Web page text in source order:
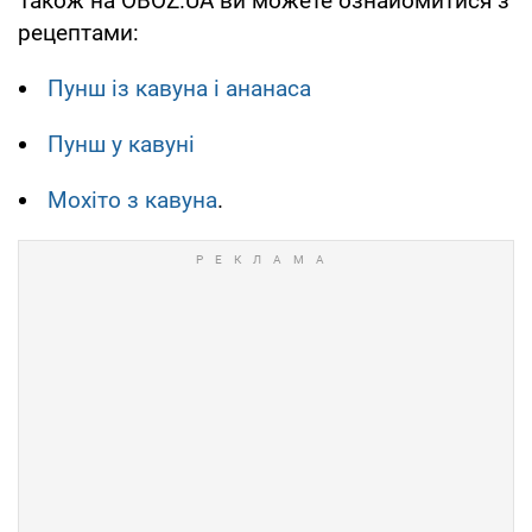
рецептами:
Пунш із кавуна і ананаса
Пунш у кавуні
Мохіто з кавуна.